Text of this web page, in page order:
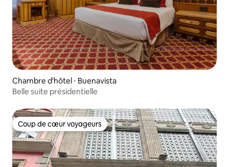
Chambre d'hôtel ⋅ Buenavista
Belle suite présidentielle
Coup de cœur voyageurs
Coup de cœur voyageurs